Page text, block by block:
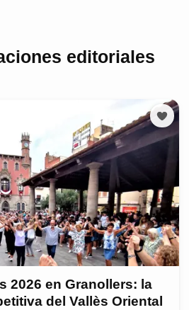
editoriales
2026 en Granollers: la
del Vallès Oriental